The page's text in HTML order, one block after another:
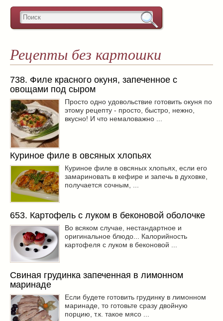
Рецепты без картошки
738. Филе красного окуня, запеченное с
овощами под сыром
Просто одно удовольствие готовить окуня по
этому рецепту - просто, быстро, нежно,
вкусно! И что немаловажно ...
Куриное филе в овсяных хлопьях
Куриное филе в овсяных хлопьях, если его
замариновать в кефире и запечь в духовке,
получается сочным, ...
653. Картофель с луком в беконовой оболочке
Во всяком случае, нестандартное и
оригинальное блюдо... Калорийность
картофеля с луком в беконовой ...
Свиная грудинка запеченная в лимонном
маринаде
Если будете готовить грудинку в лимонном
маринаде, то готовьте сразу двойную
порцию, т.к. такое мясо ...